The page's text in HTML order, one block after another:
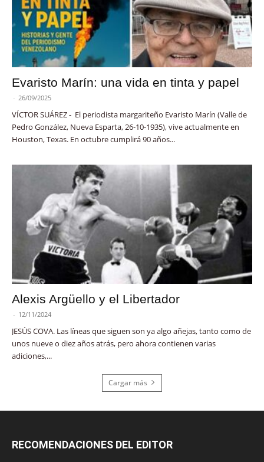
Evaristo Marín: una vida en tinta y papel
- 26/09/2025
VÍCTOR SUÁREZ - El periodista margariteño Evaristo Marín (Valle de
Pedro González, Nueva Esparta, 26-10-1935), vive actualmente en
Houston, Texas. En octubre cumplirá 90 años...
Alexis Argüello y el Libertador
- 12/11/2024
JESÚS COVA. Las líneas que siguen son ya algo añejas, tanto como de
unos nueve o diez años atrás, pero ahora contienen varias
adiciones,...
Cargar más
RECOMENDACIONES DEL EDITOR